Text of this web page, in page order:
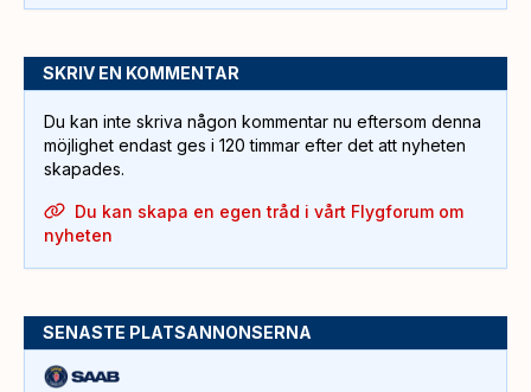
SKRIV EN KOMMENTAR
Du kan inte skriva någon kommentar nu eftersom denna
möjlighet endast ges i 120 timmar efter det att nyheten
skapades.
Du kan skapa en egen tråd i vårt Flygforum om
nyheten
SENASTE PLATSANNONSERNA